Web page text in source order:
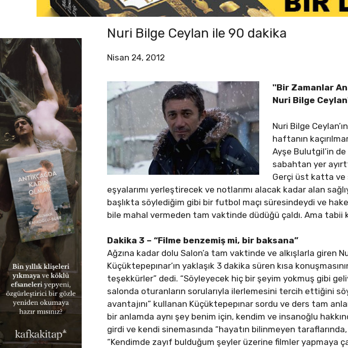
Nuri Bilge Ceylan ile 90 dakika
Nisan 24, 2012
''Bir Zamanlar
Nuri Bilge
Nuri Bilge
haftanın
Ayşe Bulutgil’in
sabahtan yer
Gerçi üst katta ve
eşyalarımı yerleştirecek ve notlarımı alacak kadar alan
başlıkta söylediğim gibi bir futbol maçı süresindeydi ve
bile mahal vermeden tam vaktinde düdüğü çaldı. Ama tabii
Dakika 3 – “Filme benzemiş mi, bir baksana”
Ağzına kadar dolu Salon’a tam vaktinde ve alkışlarla giren
Küçüktepepınar’ın yaklaşık 3 dakika süren kısa
teşekkürler” dedi. “Söyleyecek hiç bir şeyim yokmuş gibi
salonda oturanların sorularıyla ilerlemesini tercih ettiğini
avantajını” kullanan Küçüktepepınar sordu ve ders tam
bir anlamda aynı şey benim için, kendim ve insanoğlu
girdi ve kendi sinemasında “hayatın bilinmeyen
“Kendimde zayıf bulduğum şeyler üzerine filmler yapmaya